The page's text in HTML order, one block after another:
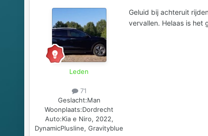
Leden
71
Geslacht:Man
Woonplaats:Dordrecht
Auto:Kia e Niro, 2022,
DynamicPlusline, Gravityblue
Geluid bij achteruit
vervallen. Helaas is het